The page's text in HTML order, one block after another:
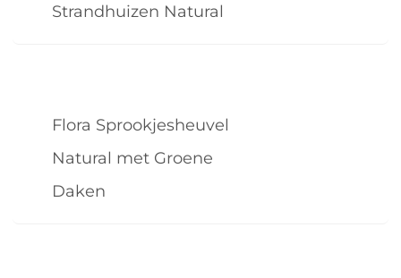
Strandhuizen Natural
Flora Sprookjesheuvel
Natural met Groene
Daken